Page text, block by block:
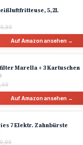
5,2L
Auf Amazon ansehen →
Marella + 3 Kartuschen
Auf Amazon ansehen →
7 Elektr. Zahnbürste